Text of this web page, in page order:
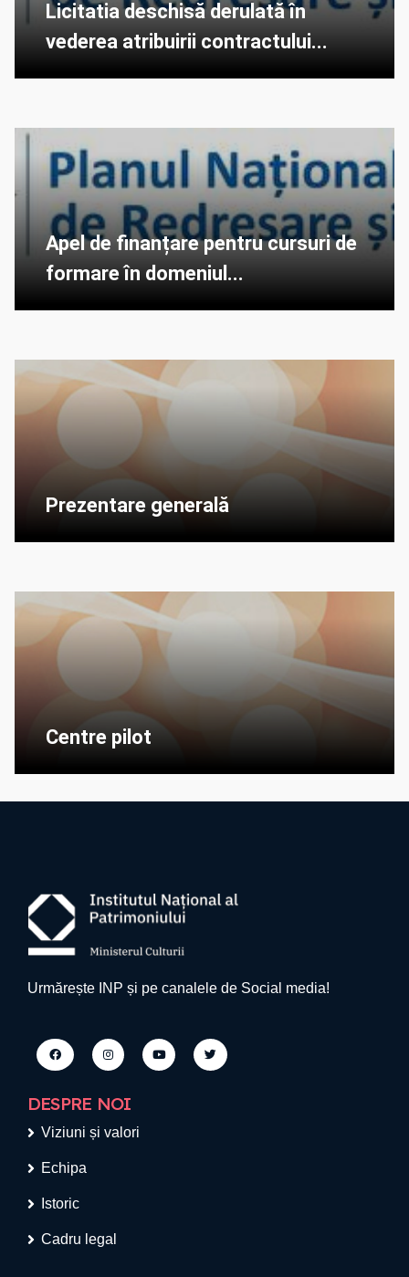
Licitatia deschisă derulată în
vederea atribuirii contractului...
Apel de finanțare pentru cursuri de
formare în domeniul...
Prezentare generală
Centre pilot
Urmărește INP și pe canalele de Social media!
DESPRE NOI
Viziuni și valori
Echipa
Istoric
Cadru legal